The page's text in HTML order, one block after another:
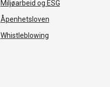
Miljøarbeid og ESG
Åpenhetsloven
Whistleblowing